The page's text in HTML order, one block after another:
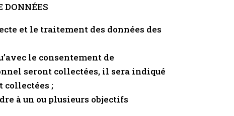
DONNÉES
et le traitement des données des
le consentement de
seront collectées, il sera indiqué
collectées ;
à un ou plusieurs objectifs